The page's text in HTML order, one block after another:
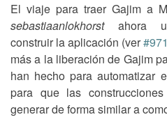
El viaje para traer Gajim a
sebastiaanlokhorstahora
construir la aplicación (ver
más a la liberación de Gajim
han hecho para automatizar
para que las
generar de forma similar a